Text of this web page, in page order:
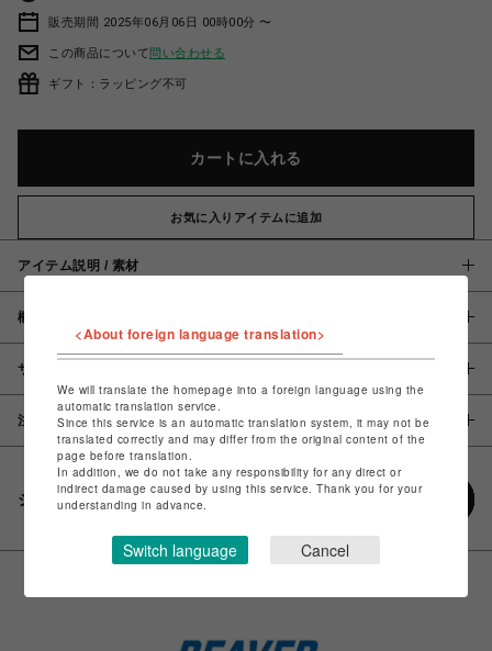
販売期間 2025年06月06日 00時00分 〜
この商品について問い合わせる
ギフト：ラッピング不可
カートに入れる
お気に入りアイテムに追加
アイテム説明 / 素材
概要
サイズ
注意事項
シェアする
<About foreign language translation>
We will translate the homepage into a foreign language using the
automatic translation service.
Since this service is an automatic translation system, it may not be
translated correctly and may differ from the original content of the
page before translation.
In addition, we do not take any responsibility for any direct or
indirect damage caused by using this service. Thank you for your
understanding in advance.
Switch language Cancel